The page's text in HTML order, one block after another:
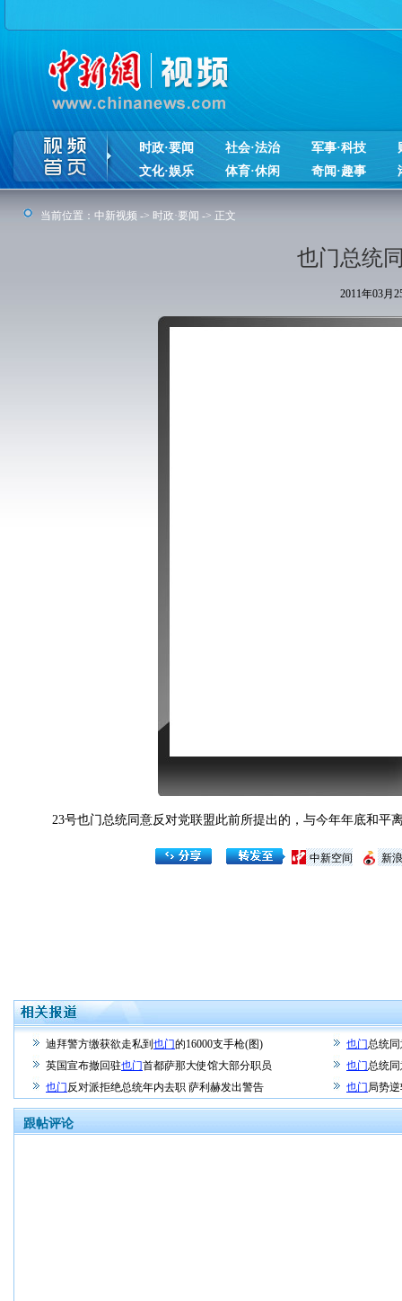
时政·要闻 社会·法治 军事·科技
文化·娱乐
体育·休闲 奇闻·趣事
当前位置： 中新视频 -> 时政·要闻 -> 正文
也门总统
2011年03月
23号也门总统同意反对党联盟此前所提出的，与今年年底和平
新
中新空间
迪拜警方缴获欲走私到 也门的16000支手枪(图) 也门总统
英国宣布撤回驻也门首都萨那大使馆大部分职员 也门总统
也门反对派拒绝总统年内去职 萨利赫发出警告 也门局势
跟帖评论